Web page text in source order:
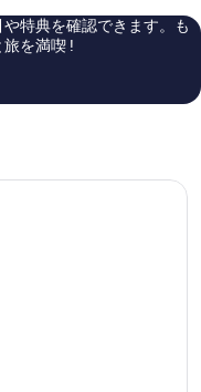
城
市
件
件
特典を確認できます。も
を満喫 !